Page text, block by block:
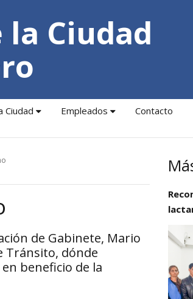
Ciudad
Ciudad Empleados Contacto
de Gabinete, Mario
Tránsito, dónde
beneficio de la